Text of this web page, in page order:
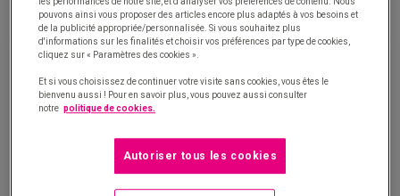
pouvons ainsi vous proposer des articles encore plus adaptés à vos besoins et
de la publicité appropriée/personnalisée. Si vous souhaitez plus
d'informations sur les finalités et choisir vos préférences par type de cookies,
cliquez sur « Paramètres des cookies ».
Et si vous choisissez de continuer votre visite sans cookies, vous êtes le
bienvenu aussi ! Pour en savoir plus, vous pouvez aussi consulter
notre politique de cookies.
Autoriser tous les cookies